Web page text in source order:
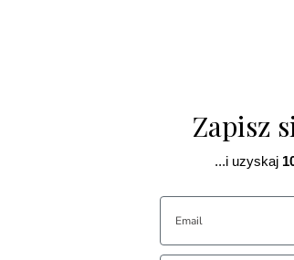
Zapisz
...i uzyskaj